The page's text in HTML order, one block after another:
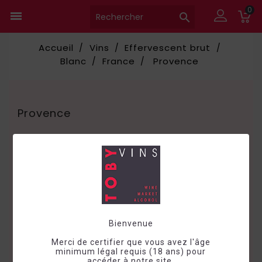
Bienvenue
Merci de certifier que vous avez l'âge
minimum légal requis (18 ans) pour
 
0
Accueil Vins
Effervescent brut
Blanc
France Provence
Provence